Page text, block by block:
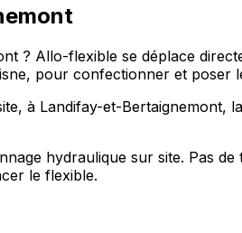
? Allo-flexible se déplace
pour confectionner et poser
à Landifay-et-Bertaignemont,
hydraulique sur site. Pas
le flexible.